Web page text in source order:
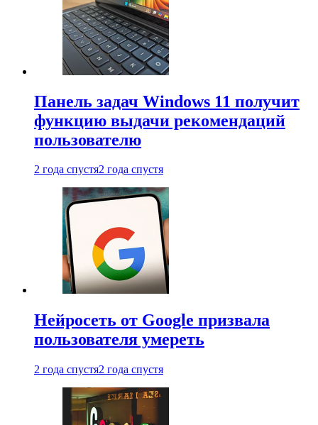
Панель задач Windows 11 получит
функцию выдачи рекомендаций
пользователю
2 года спустя2 года спустя
Нейросеть от Google призвала
пользователя умереть
2 года спустя2 года спустя